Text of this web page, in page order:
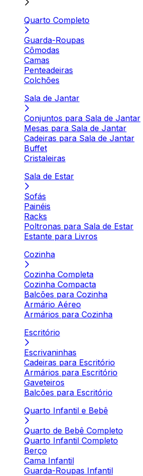
Quarto Completo
Guarda-Roupas
Cômodas
Camas
Penteadeiras
Colchões
Sala de Jantar
Conjuntos para Sala de Jantar
Mesas para Sala de Jantar
Cadeiras para Sala de Jantar
Buffet
Cristaleiras
Sala de Estar
Sofás
Painéis
Racks
Poltronas para Sala de Estar
Estante para Livros
Cozinha
Cozinha Completa
Cozinha Compacta
Balcões para Cozinha
Armário Aéreo
Armários para Cozinha
Escritório
Escrivaninhas
Cadeiras para Escritório
Armários para Escritório
Gaveteiros
Balcões para Escritório
Quarto Infantil e Bebê
Quarto de Bebê Completo
Quarto Infantil Completo
Berço
Cama Infantil
Guarda-Roupas Infantil